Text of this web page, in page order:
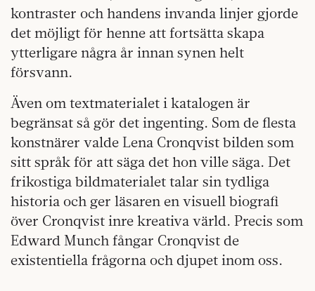
kontraster och handens invanda linjer gjorde
det möjligt för henne att fortsätta skapa
ytterligare några år innan synen helt
försvann.
Även om textmaterialet i katalogen är
begränsat så gör det ingenting. Som de flesta
konstnärer valde Lena Cronqvist bilden som
sitt språk för att säga det hon ville säga. Det
frikostiga bildmaterialet talar sin tydliga
historia och ger läsaren en visuell biografi
över Cronqvist inre kreativa värld. Precis som
Edward Munch fångar Cronqvist de
existentiella frågorna och djupet inom oss.